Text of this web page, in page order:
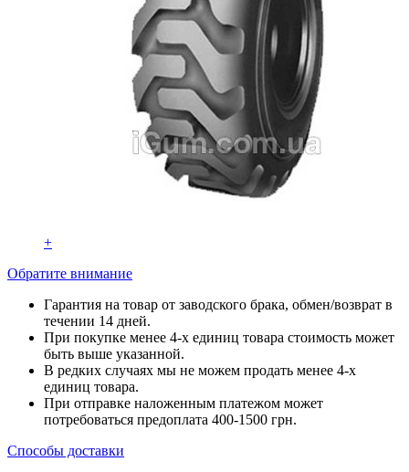
+
Обратите внимание
Гарантия на товар от заводского брака, обмен/возврат в
течении 14 дней.
При покупке менее 4-х единиц товара стоимость может
быть выше указанной.
В редких случаях мы не можем продать менее 4-х
единиц товара.
При отправке наложенным платежом может
потребоваться предоплата 400-1500 грн.
Способы доставки